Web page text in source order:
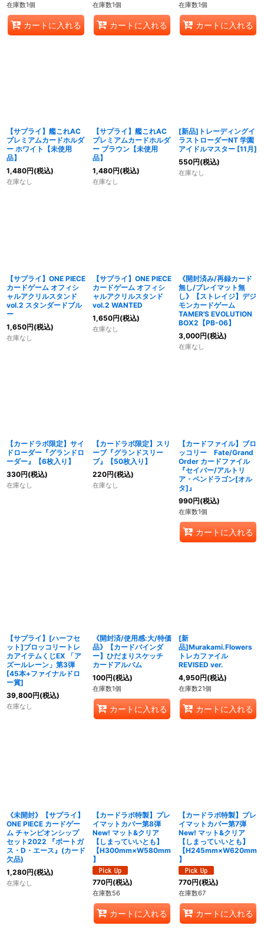
在庫数1個
カートに入れる
在庫数1個
カートに入れる
在庫数1個
カートに入れる
【サプライ】艦これAC
プレミアムカードホルダ
ー ホワイト【未使用
品】
1,480円(税込)
在庫なし
【サプライ】艦これAC
プレミアムカードホルダ
ー ブラウン【未使用
品】
1,480円(税込)
在庫なし
[新品]トレーディングイ
ラストローダーNT 学園
アイドルマスター [11月]
550円(税込)
在庫なし
【サプライ】ONE PIECE
カードゲーム オフィシ
ャルアクリルスタンド
vol.2 スタンダードブル
ー
1,650円(税込)
在庫なし
【サプライ】ONE PIECE
カードゲーム オフィシ
ャルアクリルスタンド
vol.2 WANTED
1,650円(税込)
在庫なし
《開封済み/再録カード
無し/プレイマット無
し》【ストレイジ】デジ
モンカードゲーム
TAMER'S EVOLUTION
BOX2【PB-06】
3,000円(税込)
在庫なし
【カードラボ限定】サイ
ドローダー『グランドロ
ーダー』【6枚入り】
330円(税込)
在庫なし
【カードラボ限定】スリ
ーブ『グランドスリー
ブ』【50枚入り】
220円(税込)
在庫なし
【カードファイル】ブロ
ッコリー Fate/Grand
Order カードファイル
『セイバー/アルトリ
ア・ペンドラゴン[オル
タ]』
990円(税込)
在庫数1個
カートに入れる
【サプライ】[ハーフセ
ット]ブロッコリートレ
カアイテムくじEX 「ア
ズールレーン」第3弾
[45本+ファイナルドロ
ー賞]
39,800円(税込)
在庫なし
《開封済/使用感:大/特価
品》【カードバインダ
ー】ひだまりスケッチ
カードアルバム
100円(税込)
在庫数1個
カートに入れる
[新
品]Murakami.Flowers
トレカファイル
REVISED ver.
4,950円(税込)
在庫数21個
カートに入れる
《未開封》【サプライ】
ONE PIECE カードゲー
ム チャンピオンシップ
セット2022 『ポートガ
ス・D・エース』(カード
欠品)
1,280円(税込)
在庫なし
【カードラボ特製】プレ
イマットカバー第8弾
New! マット&クリア
【しまっていいとも】
【H300mm×W580mm
】
770円(税込)
在庫数56
カートに入れる
【カードラボ特製】プレ
イマットカバー第7弾
New! マット&クリア
【しまっていいとも】
【H245mm×W620mm
】
770円(税込)
在庫数67
カートに入れる